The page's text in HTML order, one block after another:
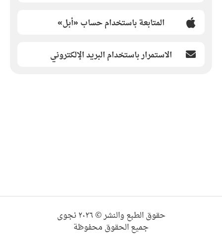
المتابعة باستخدام حساب «أبل»
الاستمرار باستخدام البريد الإلكتروني
حقوق الطبع والنشر © ٢٠٢٦ نجوى
جميع الحقوق محفوظة